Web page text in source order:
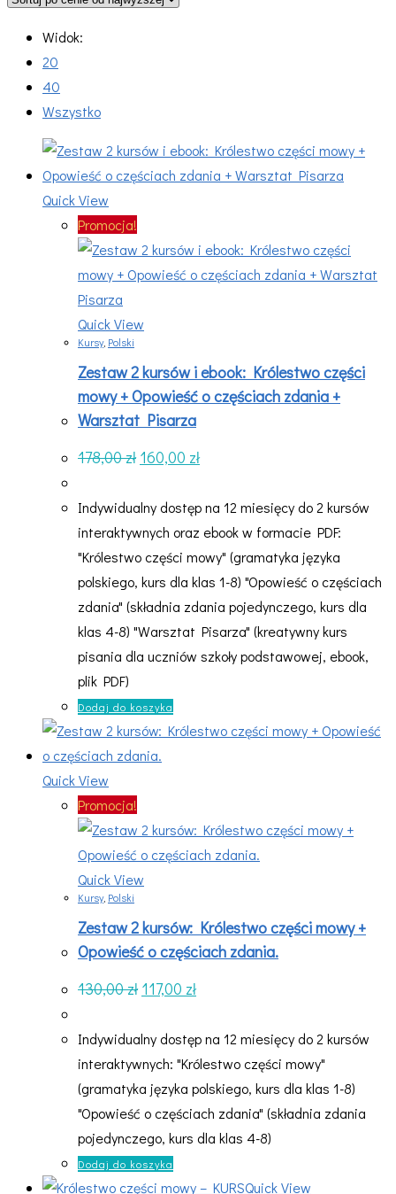
Widok:
20
40
Wszystko
Quick View
Promocja!
Quick View
Kursy, Polski
Zestaw 2 kursów i ebook: Królestwo części
mowy + Opowieść o częściach zdania +
Warsztat Pisarza
178,00zł Pierwotna
cena
178,00 zł.
160,00 złAktualna
cena
160,00 zł.
Indywidualny dostęp na 12 miesięcy do 2 kursów
interaktywnych oraz ebook w formacie PDF:
"Królestwo części mowy" (gramatyka języka
polskiego, kurs dla klas 1-8) "Opowieść o częściach
zdania" (składnia zdania pojedynczego, kurs dla
klas 4-8) "Warsztat Pisarza" (kreatywny kurs
pisania dla uczniów szkoły podstawowej, ebook,
plik PDF)
Dodaj do koszyka
Quick View
Promocja!
Quick View
Kursy, Polski
Zestaw 2 kursów: Królestwo części mowy +
Opowieść o częściach zdania.
130,00zł Pierwotna
cena
130,00 zł.
117,00 złAktualna
cena
117,00 zł.
Indywidualny dostęp na 12 miesięcy do 2 kursów
interaktywnych: "Królestwo części mowy"
(gramatyka języka polskiego, kurs dla klas 1-8)
"Opowieść o częściach zdania" (składnia zdania
pojedynczego, kurs dla klas 4-8)
Dodaj do koszyka
Quick View